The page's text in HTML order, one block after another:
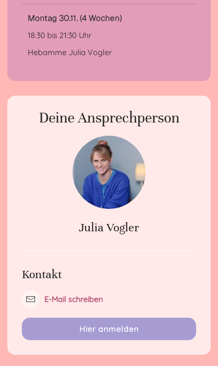
Montag 30.11. (4 Wochen)
18:30 bis 21:30 Uhr
Hebamme Julia Vogler
Deine Ansprechperson
Julia Vogler
Kontakt
E-Mail schreiben
Hier anmelden